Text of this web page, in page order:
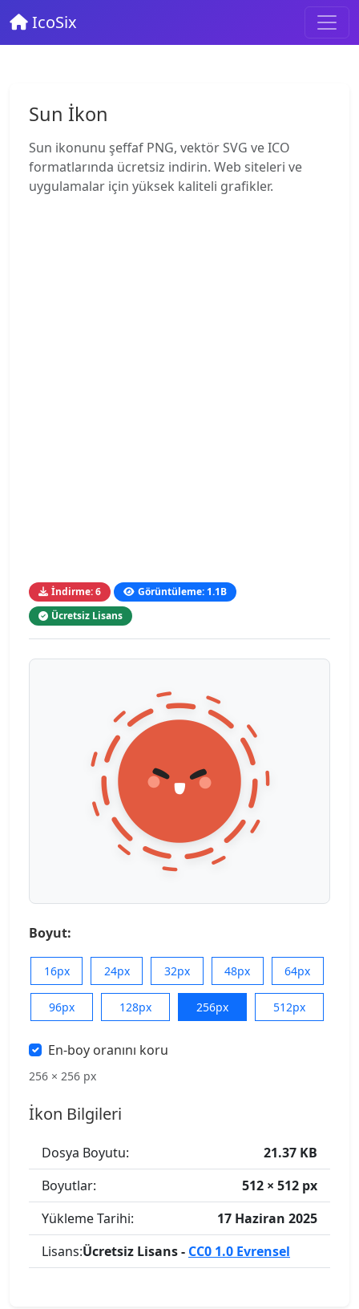
IcoSix
Sun İkon
Sun ikonunu şeffaf PNG, vektör SVG ve ICO
formatlarında ücretsiz indirin. Web siteleri ve
uygulamalar için yüksek kaliteli grafikler.
İndirme: 6
Görüntüleme: 1.1B
Ücretsiz Lisans
Boyut:
16px 24px 32px 48px 64px
96px 128px 256px 512px
En-boy oranını koru
256 × 256 px
İkon Bilgileri
Dosya Boyutu:
21.37 KB
Boyutlar:
512 × 512 px
Yükleme Tarihi:
17 Haziran 2025
Lisans:Ücretsiz Lisans - CC0 1.0 Evrensel